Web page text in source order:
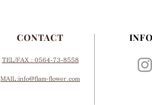
CONTACT
TEL/FAX: 0564-73-8558
MAIL:info@flam-flower.com